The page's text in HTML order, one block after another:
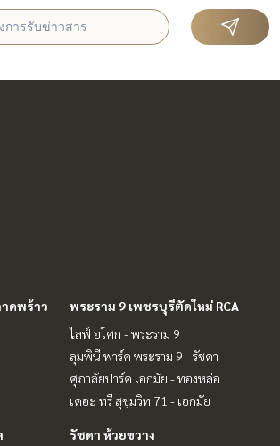
ดพร้าว
พระราม 9 เพชรบุรีตัดใหม่ RCA
ไลฟ์ อโศก - พระราม 9
ลุมพินี พาร์ค พระราม 9 - รัชดา
ศุภาลัยปาร์ค เอกมัย - ทองหล่อ
เดอะ ทรี สุขุมวิท 71 - เอกมัย
รัชดา ห้วยขวาง